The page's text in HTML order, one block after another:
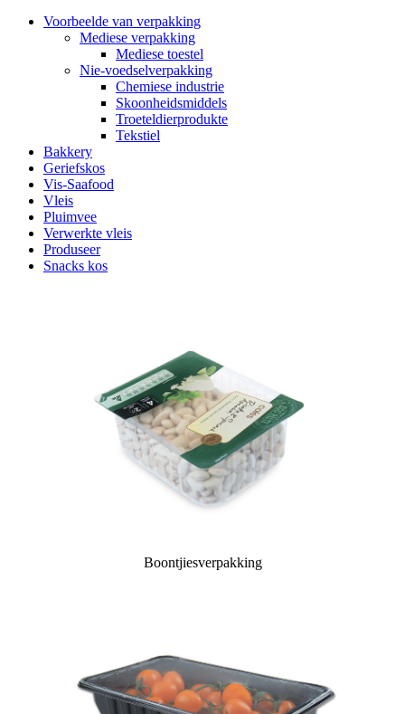
Voorbeelde van verpakking
Mediese verpakking
Mediese toestel
Nie-voedselverpakking
Chemiese industrie
Skoonheidsmiddels
Troeteldierprodukte
Tekstiel
Bakkery
Geriefskos
Vis-Saafood
Vleis
Pluimvee
Verwerkte vleis
Produseer
Snacks kos
Boontjiesverpakking